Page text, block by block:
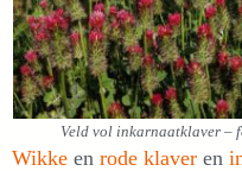
Veld vol inkarnaatklaver –
Wikke en rode klaver en